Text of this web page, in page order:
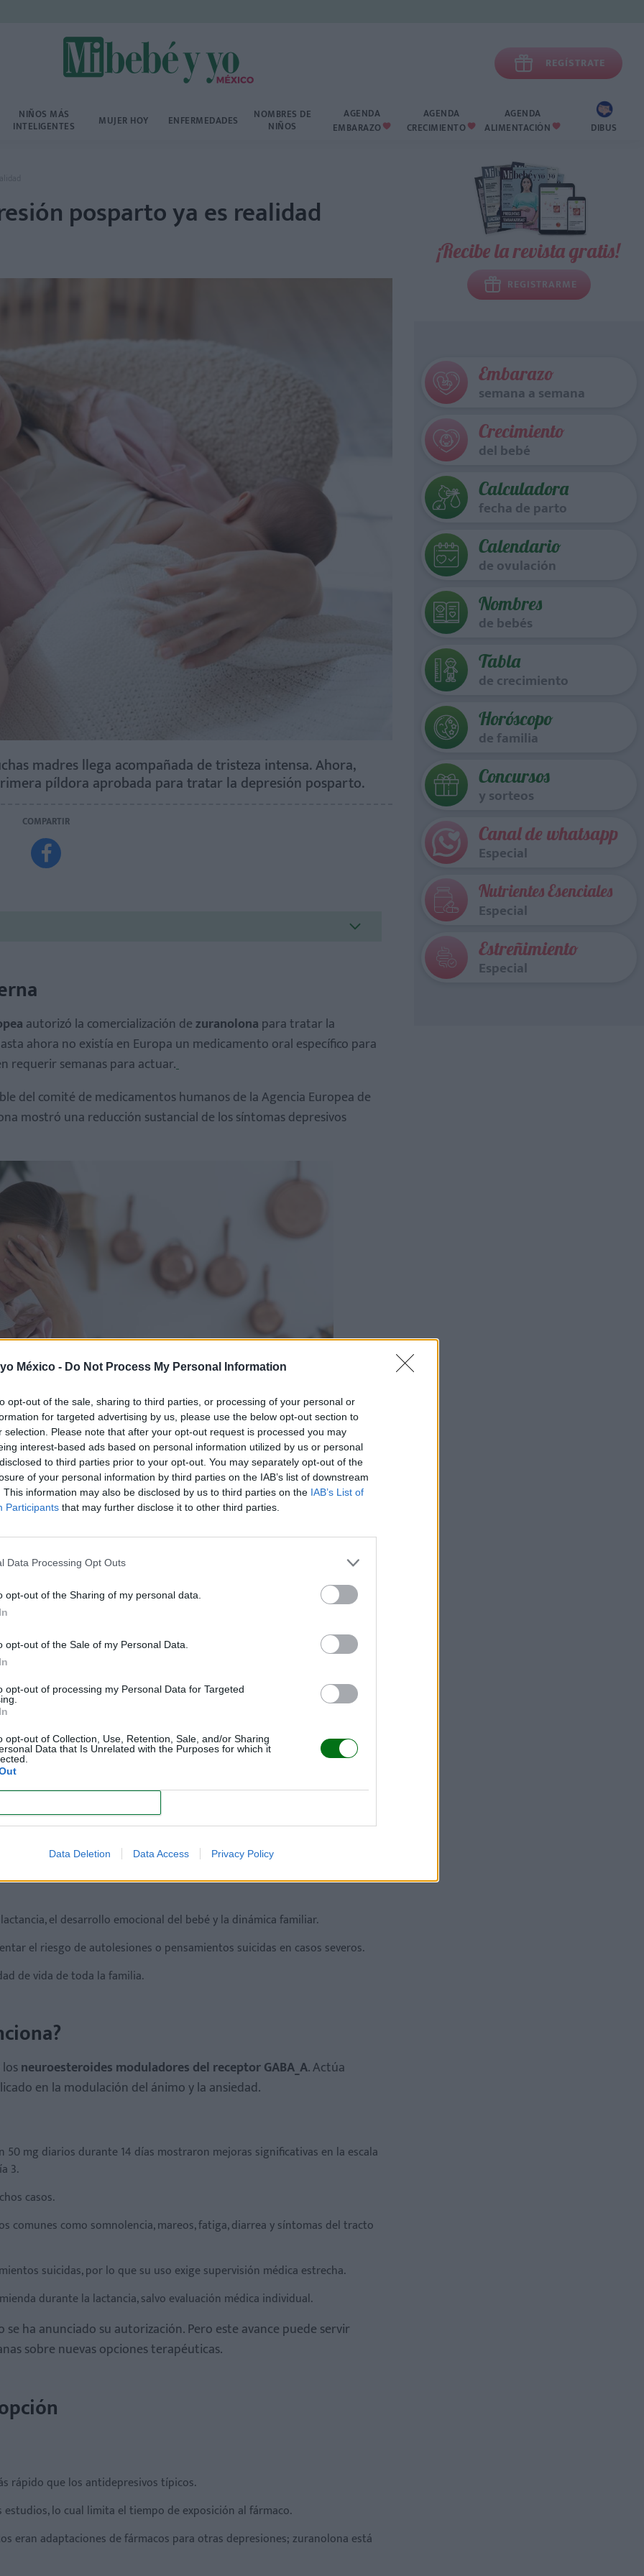
México - Do Not Process My Personal Information
opt-out of the sale, sharing to third parties, or processing of your personal or
for targeted advertising by us, please use the below opt-out section to
selection. Please note that after your opt-out request is processed you may
interest-based ads based on personal information utilized by us or personal
to third parties prior to your opt-out. You may separately opt-out of the
of your personal information by third parties on the IAB’s list of downstream
This information may also be disclosed by us to third parties on the IAB’s List of
Participants that may further disclose it to other third parties.
Data Processing Opt Outs
opt-out of the Sharing of my personal data.
opt-out of the Sale of my Personal Data.
opt-out of processing my Personal Data for Targeted
opt-out of Collection, Use, Retention, Sale, and/or Sharing
Data that Is Unrelated with the Purposes for which it
Data Deletion Data Access Privacy Policy
 REGÍSTRATE
NIÑOS MÁS
INTELIGENTES MUJER HOY ENFERMEDADES NOMBRES DE
NIÑOS
AGENDA
EMBARAZO 
AGENDA
CRECIMIENTO 
AGENDA
ALIMENTACIÓN  DIBUS
posparto ya es realidad
madres llega acompañada de tristeza intensa. Ahora,
píldora aprobada para tratar la depresión posparto.
COMPARTIR

autorizó la comercialización dezuranolona para tratar la
ahora no existía en Europa un medicamento oral específico para
requerir semanas para actuar.
del comité de medicamentos humanos de la Agencia Europea de
mostró una reducción sustancial de los síntomas depresivos
pues indica que en el mundo científico ya se reconoce la
eficaces, rápidos y seguros.
qué importa?
aparece semanas o meses después del nacimiento del bebé. No es
implicaun estado persistente de ánimo bajo, pérdida de interés,
concentrarse
padrestambién pueden experimentar síntomas similares debido al
podrían padecer DPP en algún grado.
el desarrollo emocional del bebé y la dinámica familiar.
el riesgo de autolesiones o pensamientos suicidas en casos severos.
de vida de toda la familia.
neuroesteroides moduladores del receptor GABA_A. Actúa
en la modulación del ánimo y la ansiedad.
50 mg diarios durante 14 días mostraron mejoras significativas en la escala
3.
casos.
comunes como somnolencia, mareos, fatiga, diarrea y síntomas del tracto
suicidas, por lo que su uso exige supervisión médica estrecha.
durante la lactancia, salvo evaluación médica individual.
ha anunciado su autorización. Pero este avance puede servir
sobre nuevas opciones terapéuticas.
rápido que los antidepresivos típicos.
estudios, lo cual limita el tiempo de exposición al fármaco.
eran adaptaciones de fármacos para otras depresiones; zuranolona está
¡Recibe la revista gratis!
REGISTRARME
Embarazo
semana a semana
Crecimiento
del bebé
Calculadora
fecha de parto
Calendario
de ovulación
Nombres
de bebés
Tabla
de crecimiento
Horóscopo
de familia
Concursos
y sorteos
Canal de whatsapp
Especial
Nutrientes Esenciales
Especial
Estreñimiento
Especial